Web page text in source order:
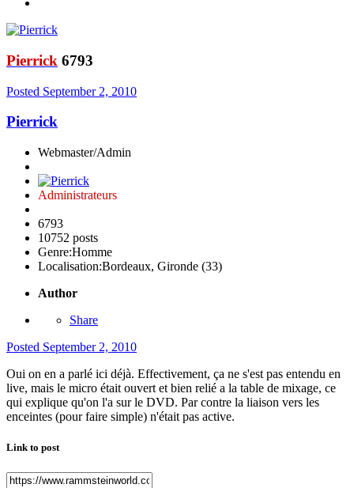
Pierrick 6793
Posted September 2, 2010
Pierrick
Webmaster/Admin
Administrateurs
6793
10752 posts
Genre:Homme
Localisation:Bordeaux, Gironde (33)
Author
Share
Posted September 2, 2010
Oui on en a parlé ici déjà. Effectivement, ça ne s'est pas entendu en
live, mais le micro était ouvert et bien relié a la table de mixage, ce
qui explique qu'on l'a sur le DVD. Par contre la liaison vers les
enceintes (pour faire simple) n'était pas active.
Link to post